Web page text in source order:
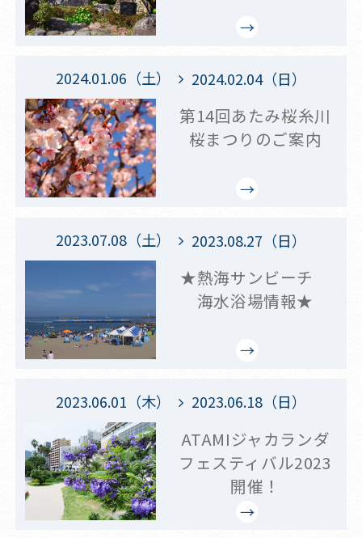
2024.01.06（土） 2024.02.04（日）
第14回あたみ桜糸川
桜まつりのご案内
2023.07.08（土） 2023.08.27（日）
★熱海サンビーチ
海水浴場情報★
2023.06.01（木） 2023.06.18（日）
ATAMIジャカランダ
フェスティバル2023
開催！